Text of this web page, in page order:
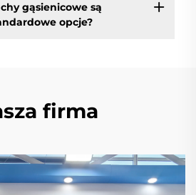
gąsienicowe są
opcje?
firma